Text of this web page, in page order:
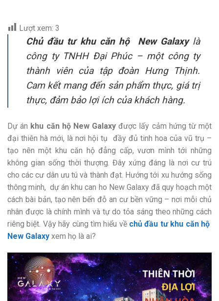
Lượt xem: 3
Chủ đầu tư khu căn hộ New Galaxy là
công ty TNHH Đại Phúc – một công ty
thành viên của tập đoàn Hưng Thịnh.
Cam kết mang đến sản phẩm thực, giá trị
thực, đảm bảo lợi ích của khách hàng.
Dự án khu căn hộ New Galaxy được lấy cảm hứng từ một
đại thiên hà mới, là nơi hội tụ đầy đủ tinh hoa của vũ trụ –
tạo nên một khu căn hộ đẳng cấp, vươn mình tới những
không gian sống thời thượng. Đây xứng đáng là nơi cư trú
cho các cư dân ưu tú và thành đạt. Hướng tới xu hướng sống
thông minh, dự án khucan ho New Galaxyđã quy hoạch một
cách bài bản, tạo nên bến đỗ an cư bền vững – nơi mỗi chủ
nhân được là chính mình và tự do tỏa sáng theo những cách
riêng biệt. Vậy hãy cùng tìm hiểu về chủ đầu tư khu căn hộ
New Galaxy xem họ là ai?